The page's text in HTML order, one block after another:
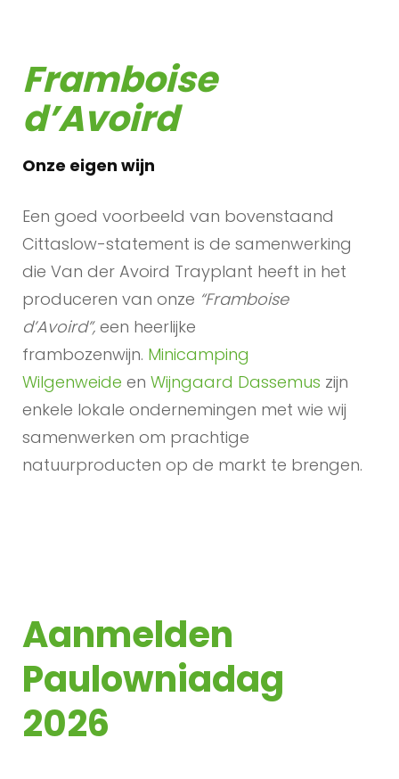
Framboise
d’Avoird
Onze eigen wijn
Een goed voorbeeld van bovenstaand
Cittaslow-statement is de samenwerking
die Van der Avoird Trayplant heeft in het
produceren van onze “Framboise
d’Avoird”, een heerlijke
frambozenwijn. Minicamping
Wilgenweide en Wijngaard Dassemus zijn
enkele lokale ondernemingen met wie wij
samenwerken om prachtige
natuurproducten op de markt te brengen.
Aanmelden
Paulowniadag
2026